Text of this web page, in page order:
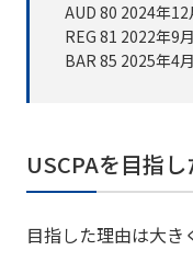
AUD 80 2024年12
REG 81 2022年9月
BAR 85 2025年4
USCPAを目指
目指した理由は大き